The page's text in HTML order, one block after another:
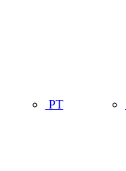
PT